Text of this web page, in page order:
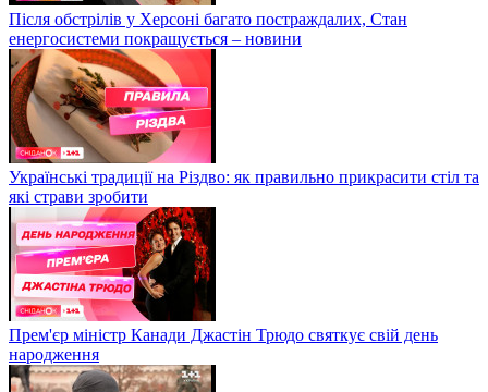
Після обстрілів у Херсоні багато постраждалих, Стан
енергосистеми покращується – новини
Українські традиції на Різдво: як правильно прикрасити стіл та
які страви зробити
Прем'єр міністр Канади Джастін Трюдо святкує свій день
народження